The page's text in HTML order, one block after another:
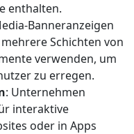
enthalten.
Banneranzeigen
Schichten von
verwenden, um
zu erregen.
: Unternehmen
interaktive
oder in Apps